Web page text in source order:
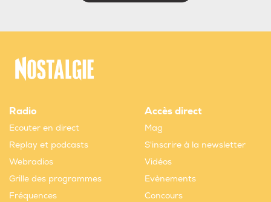
Radio
Ecouter en direct
Replay et podcasts
Webradios
Grille des programmes
Fréquences
Accès direct
Mag
S'inscrire à la newsletter
Vidéos
Evènements
Concours